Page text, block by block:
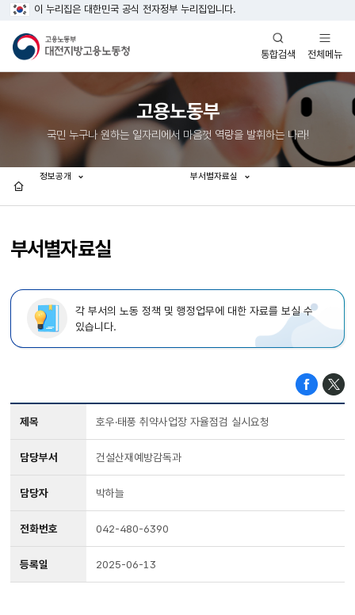
이 누리집은 대한민국 공식 전자정부 누리집입니다.
통합검색
열기
전체메뉴
열기
고용노동부
국민 누구나 원하는 일자리에서 마음껏 역량을 발휘하는 나라!
부서별자료실
정보공개 부서별자료실
각 부서의 노동 정책 및 행정업무에 대한 자료를 보실 수
있습니다.
제목 호우·태풍 취약사업장 자율점검 실시요청
담당부서 건설산재예방감독과
담당자 박하늘
전화번호 042-480-6390
등록일 2025-06-13